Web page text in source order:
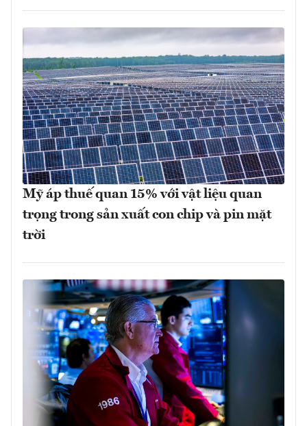
Mỹ áp thuế quan 15% với vật liệu quan
trọng trong sản xuất con chip và pin mặt
trời